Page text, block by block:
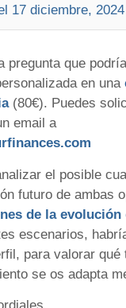
17 diciembre, 2024
pregunta que
en una
(80€). Puedes
email a
el posible
futuro de ambas
de la
escenarios,
para valorar qué
se os adapta